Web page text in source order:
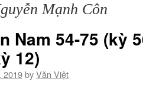
Mạnh Côn
Nam 54-75 (kỳ
12)
2019byVăn Việt